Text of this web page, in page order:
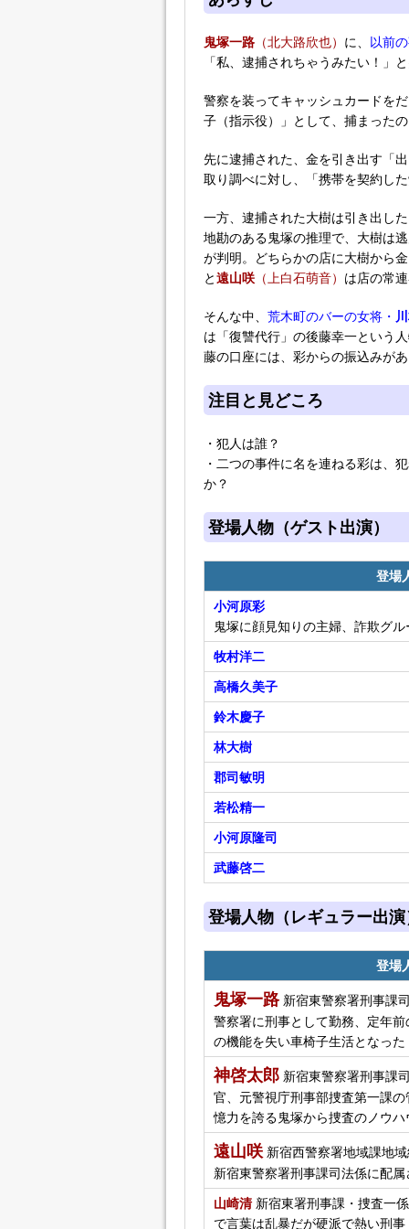
鬼塚一路 （北大路欣也） に、 以前
「私、逮捕されちゃうみたい！」
警察を装ってキャッシュカードを
子（指示役）」として、捕まった
先に逮捕された、金を引き出す「
取り調べに対し、「携帯を契約し
一方、逮捕された大樹は引き出し
地勘のある鬼塚の推理で、大樹は
が判明。どちらかの店に大樹から
と遠山咲 （上白石萌音） は店の常
そんな中、 荒木町のバーの女将・
は「復讐代行」の後藤幸一という
藤の口座には、彩からの振込みが
注目と見どころ
・犯人は誰？
・二つの事件に名を連ねる彩は、
か？
登場人物（ゲスト出演）
登場
小河原彩
鬼塚に顔見知りの主婦、詐欺グ
牧村洋二
高橋久美子
鈴木慶子
林大樹
郡司敏明
若松精一
小河原隆司
武藤啓二
登場人物（レギュラー出
登場
鬼塚一路新宿東警察署刑事課
警察署に刑事として勤務、定年
の機能を失い車椅子生活となった
神啓太郎 新宿東警察署刑事課
官、元警視庁刑事部捜査第一課
憶力を誇る鬼塚から捜査のノウ
遠山咲 新宿西警察署地域課地
新宿東警察署刑事課司法係に配
山崎清新宿東署刑事課・捜査一
で言葉は乱暴だが硬派で熱い刑事